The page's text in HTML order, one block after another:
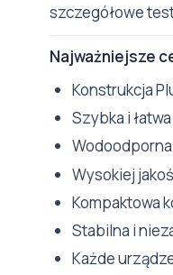
szczegółowe
Najważniejsze
Konstrukcja
Szybka i
Wysokiej
Kompaktowa
Stabilna i
Każde